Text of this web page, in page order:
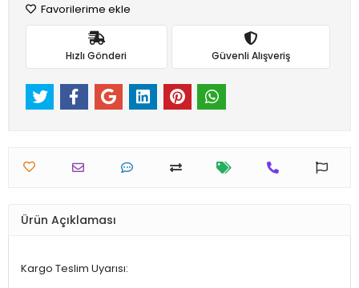
Favorilerime ekle
Hızlı Gönderi Güvenli Alışveriş
Ürün Açıklaması
Kargo Teslim Uyarısı: